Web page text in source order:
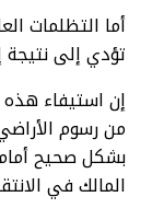
أما التظلمات
تؤدي إلى نتيجة
إن استيفاء
من رسوم
بشكل صحيح
المالك في